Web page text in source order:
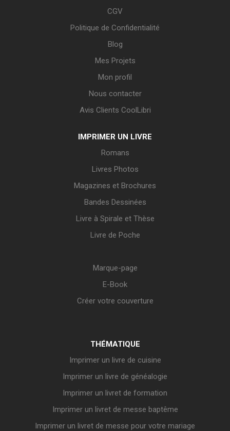
CGV
Politique de Confidentialité
Blog
Mes Projets
Mon profil
Nous contacter
Avis Clients CoolLibri
IMPRIMER UN LIVRE
Romans
Livres Photos
Magazines et Brochures
Bandes Dessinées
Livre à Spirale et Thèse
Livre de Poche
Marque-page
E-Book
Créer votre couverture
THÉMATIQUE
Imprimer un livre de cuisine
Imprimer un livre de généalogie
Imprimer un livret de formation
Imprimer un livret de messe baptême
Imprimer un livret de messe pour votre mariage